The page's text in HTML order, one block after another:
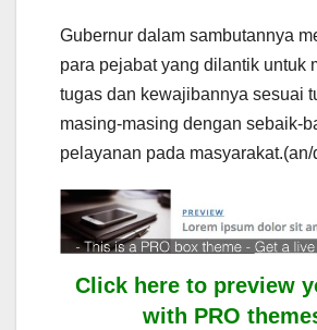
Gubernur dalam sambutannya
para pejabat yang dilantik untuk
tugas dan kewajibannya sesuai
masing-masing dengan sebaik-
pelayanan pada
Click here to preview
with PRO